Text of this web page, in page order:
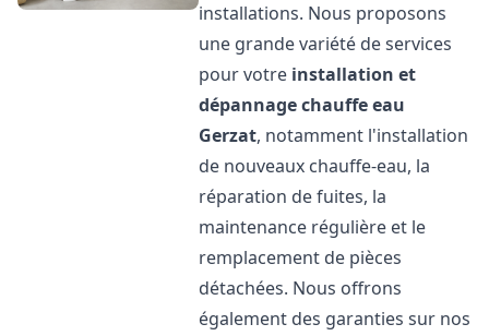
installations. Nous proposons
une grande variété de services
pour votre installation et
dépannage chauffe eau
Gerzat, notamment l'installation
de nouveaux chauffe-eau, la
réparation de fuites, la
maintenance régulière et le
remplacement de pièces
détachées. Nous offrons
également des garanties sur nos